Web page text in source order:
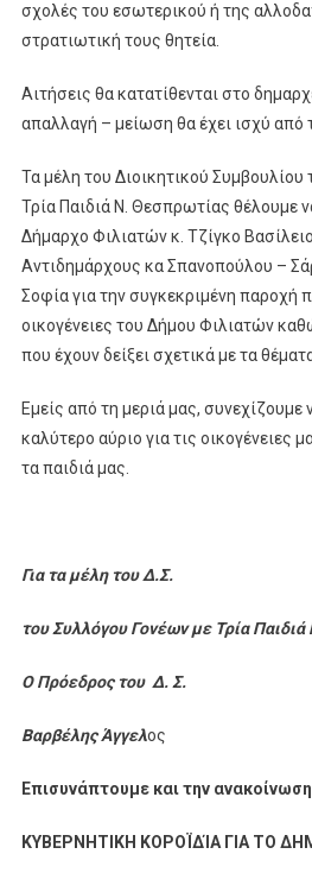
σχολές του εσωτερικού ή της
στρατιωτική τους θητεία.
Αιτήσεις θα κατατίθενται στο
απαλλαγή – μείωση θα έχει ισχύ από
Τα μέλη του Διοικητικού
Τρία Παιδιά Ν. Θεσπρωτίας θέλουμε
Δήμαρχο Φιλιατών κ. Τζίγκο
Αντιδημάρχους κα Σπανοπούλου –
Σοφία για την συγκεκριμένη παροχή
οικογένειες του Δήμου Φιλιατών
που έχουν δείξει σχετικά με τα
Εμείς από τη μεριά μας, συνεχίζουμε
καλύτερο αύριο για τις οικογένειες
τα παιδιά μας.
Για τα μέλη του Δ.Σ.
του Συλλόγου Γονέων με Τρία
O Πρόεδρος του Δ. Σ.
Βαρβέλης Άγγελος
Επισυνάπτουμε και την
ΚΥΒΕΡΝΗΤΙΚΗ ΚΟΡΟΪΔΊΑ ΓΙΑ ΤΟ